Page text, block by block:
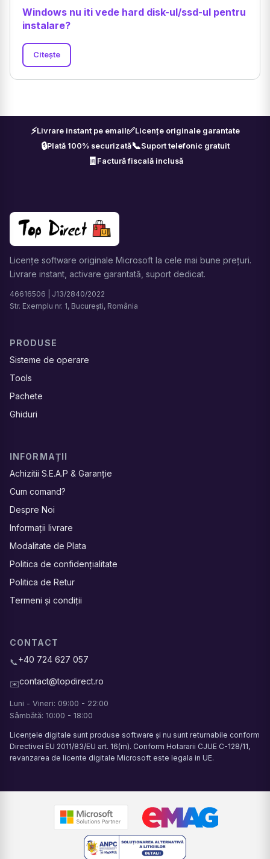
Windows nu iti vede hard disk-ul/ssd-ul pentru
instalare?
Citește
⚡Livrare instant pe email✅Licențe originale garantate
🔒Plată 100% securizată📞Suport telefonic gratuit
🧾 Factură fiscală inclusă
Licențe software originale Microsoft la cele mai bune prețuri.
Livrare instant, activare garantată, suport dedicat.
46616506 | J13/2840/2022
Str. Exemplu nr. 1, București, România
PRODUSE
Sisteme de operare
Tools
Pachete
Ghiduri
INFORMAȚII
Achizitii S.E.A.P & Garanție
Cum comand?
Despre Noi
Informații livrare
Modalitate de Plata
Politica de confidențialitate
Politica de Retur
Termeni și condiții
CONTACT
📞+40 724 627 057
✉️contact@topdirect.ro
Luni - Vineri: 09:00 - 22:00
Sâmbătă: 10:00 - 18:00
Licențele digitale sunt produse software și nu sunt returnabile conform
Directivei EU 2011/83/EU art. 16(m). Conform Hotararii CJUE C-128/11,
revanzarea de licente digitale Microsoft este legala in UE.